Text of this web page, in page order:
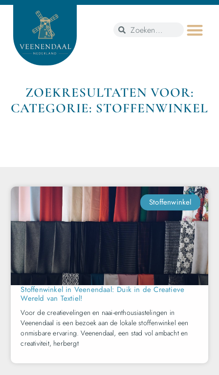
ZOEKRESULTATEN VOOR:
CATEGORIE: STOFFENWINKEL
Stoffenwinkel
Stoffenwinkel in Veenendaal: Duik in de Creatieve
Wereld van Textiel!
Voor de creatievelingen en naai-enthousiastelingen in
Veenendaal is een bezoek aan de lokale stoffenwinkel een
onmisbare ervaring. Veenendaal, een stad vol ambacht en
creativiteit, herbergt